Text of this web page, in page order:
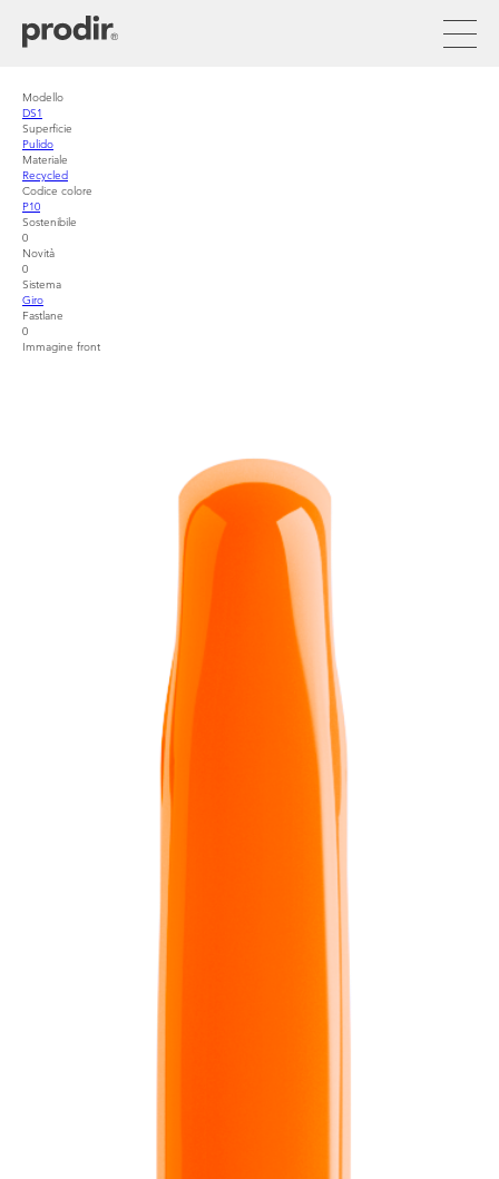
contenido
Modello
DS1
Superficie
Pulido
Materiale
Recycled
Codice colore
P10
Sostenibile
0
Novità
0
Sistema
Giro
Fastlane
0
Immagine front